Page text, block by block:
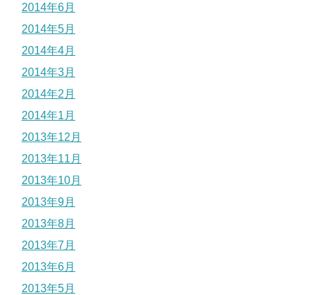
2014年6月
2014年5月
2014年4月
2014年3月
2014年2月
2014年1月
2013年12月
2013年11月
2013年10月
2013年9月
2013年8月
2013年7月
2013年6月
2013年5月